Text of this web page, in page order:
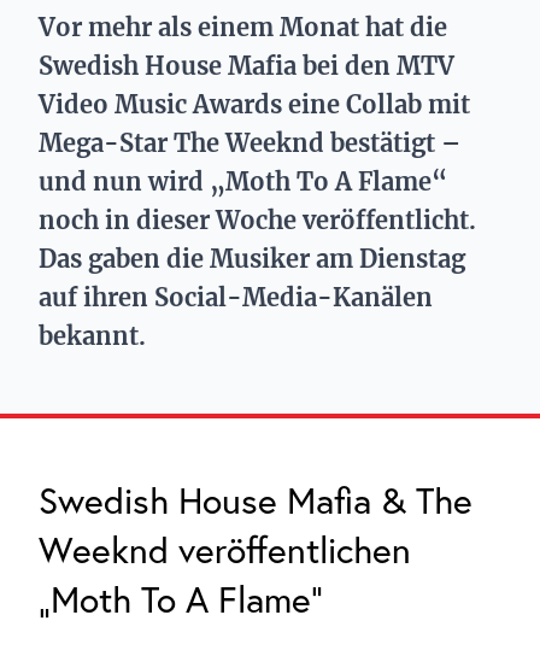
Vor mehr als einem Monat hat die
Swedish House Mafia bei den MTV
Video Music Awards eine Collab mit
Mega-Star The Weeknd bestätigt –
und nun wird „Moth To A Flame“
noch in dieser Woche veröffentlicht.
Das gaben die Musiker am Dienstag
auf ihren Social-Media-Kanälen
bekannt.
Swedish House Mafia & The
Weeknd veröffentlichen
„Moth To A Flame“